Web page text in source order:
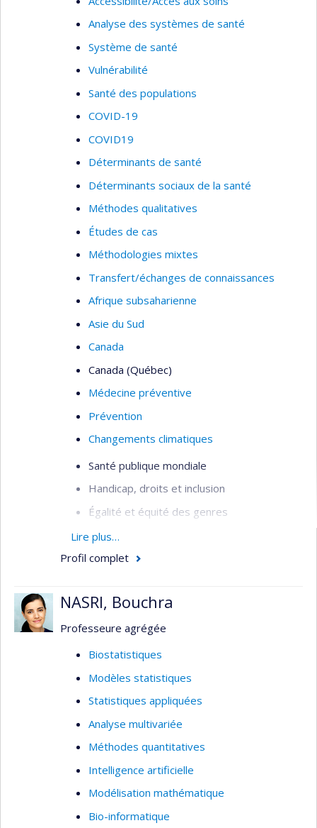
Analyse des systèmes de santé
Système de santé
Vulnérabilité
Santé des populations
COVID-19
COVID19
Déterminants de santé
Déterminants sociaux de la santé
Méthodes qualitatives
Études de cas
Méthodologies mixtes
Transfert/échanges de connaissances
Afrique subsaharienne
Asie du Sud
Canada
Canada (Québec)
Médecine préventive
Prévention
Changements climatiques
Santé publique mondiale
Handicap, droits et inclusion
Égalité et équité des genres
Intersectionnalité
Analyse intersectionnelle des politiques
Équité et justice sociale
Santé sexuelle et reproductive
marginalisées
Gouvernance mondiale de la santé relative
à la COVID-19
Déterminants structurels et sociaux de la
Lire plus…
Profil complet
NASRI, Bouchra
Professeure agrégée
Biostatistiques
Modèles statistiques
Statistiques appliquées
Analyse multivariée
Méthodes quantitatives
Intelligence artificielle
Modélisation mathématique
Bio-informatique